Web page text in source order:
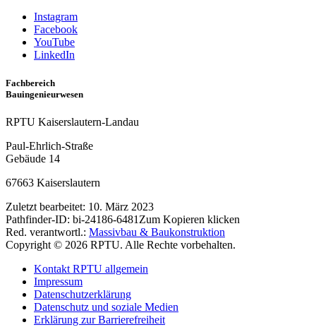
Instagram
Facebook
YouTube
LinkedIn
Fachbereich
Bauingenieurwesen
RPTU Kaiserslautern-Landau
Paul-Ehrlich-Straße
Gebäude 14
67663 Kaiserslautern
Zuletzt bearbeitet: 10. März 2023
Pathfinder-ID: bi-24186-6481 Zum Kopieren klicken
Red. verantwortl.: Massivbau & Baukonstruktion
Copyright © 2026 RPTU. Alle Rechte vorbehalten.
Kontakt RPTU allgemein
Impressum
Datenschutzerklärung
Datenschutz und soziale Medien
Erklärung zur Barrierefreiheit